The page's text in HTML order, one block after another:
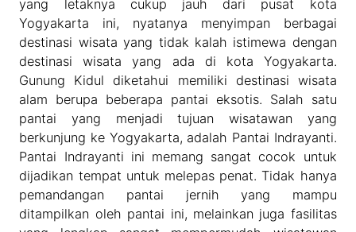
yang letaknya cukup jauh dari pusat kota
Yogyakarta ini, nyatanya menyimpan berbagai
destinasi wisata yang tidak kalah istimewa dengan
destinasi wisata yang ada di kota Yogyakarta.
Gunung Kidul diketahui memiliki destinasi wisata
alam berupa beberapa pantai eksotis. Salah satu
pantai yang menjadi tujuan wisatawan yang
berkunjung ke Yogyakarta, adalah Pantai Indrayanti.
Pantai Indrayanti ini memang sangat cocok untuk
dijadikan tempat untuk melepas penat. Tidak hanya
pemandangan pantai jernih yang mampu
ditampilkan oleh pantai ini, melainkan juga fasilitas